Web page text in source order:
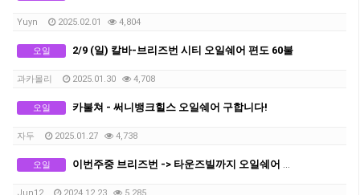
Yuyn 2025.02.01 4,804
오일 2/9 (일) 칼바-브리즈번 시티 오일쉐어 편도 60불
과카몰리 2025.01.30 4,708
오일 카불쳐 - 써니뱅크힐스 오일쉐어 구합니다!
자두 2025.01.27 4,738
오일 이번주중 브리즈번 -> 타운즈빌까지 오일쉐어 있습니다